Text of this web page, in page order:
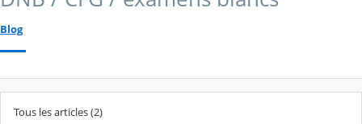
Blog
Tous les articles (2)